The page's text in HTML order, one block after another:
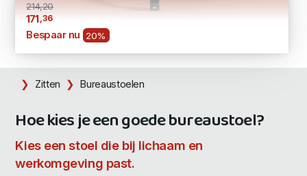
214,20
171 ,36
Bespaar nu 20%
Zitten Bureaustoelen
Hoe kies je een goede bureaustoel?
Kies een stoel die bij lichaam en
werkomgeving past.